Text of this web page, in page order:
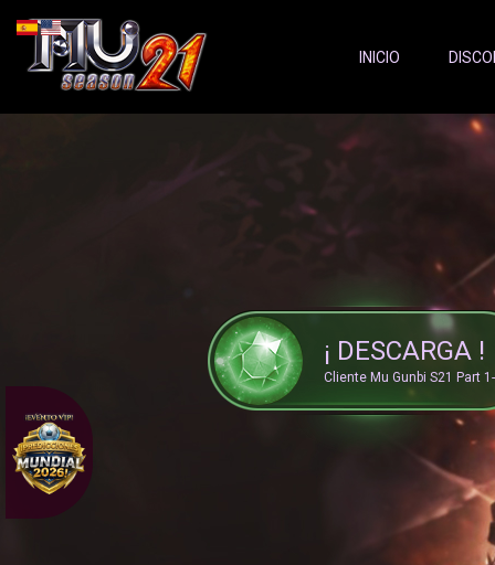
INICIO
¡ DESCARGA !
Cliente Mu Gunbi S21 Part